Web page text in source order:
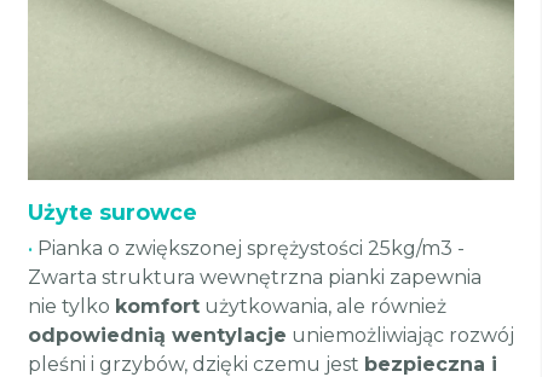
Użyte surowce
• Pianka o zwiększonej sprężystości 25kg/m3 -
Zwarta struktura wewnętrzna pianki zapewnia
nie tylko komfort użytkowania, ale również
odpowiednią wentylacje uniemożliwiając rozwój
pleśni i grzybów, dzięki czemu jest bezpieczna i